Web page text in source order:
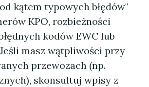
kątem typowych błędów"
KPO, rozbieżności
kodów EWC lub
masz wątpliwości przy
przewozach (np.
skonsultuj wpisy z